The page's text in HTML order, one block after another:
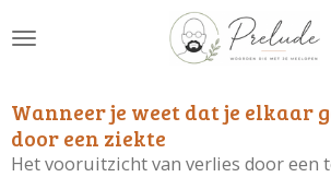
direct
de
hoofdinhoud
Wanneer je weet dat je elkaar
door een ziekte
Het vooruitzicht van verlies door een